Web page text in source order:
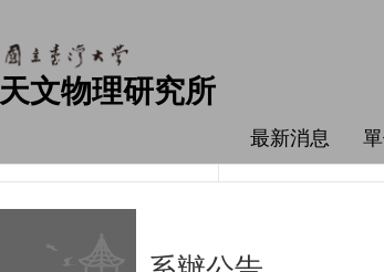
天文物理研究所
最新消息